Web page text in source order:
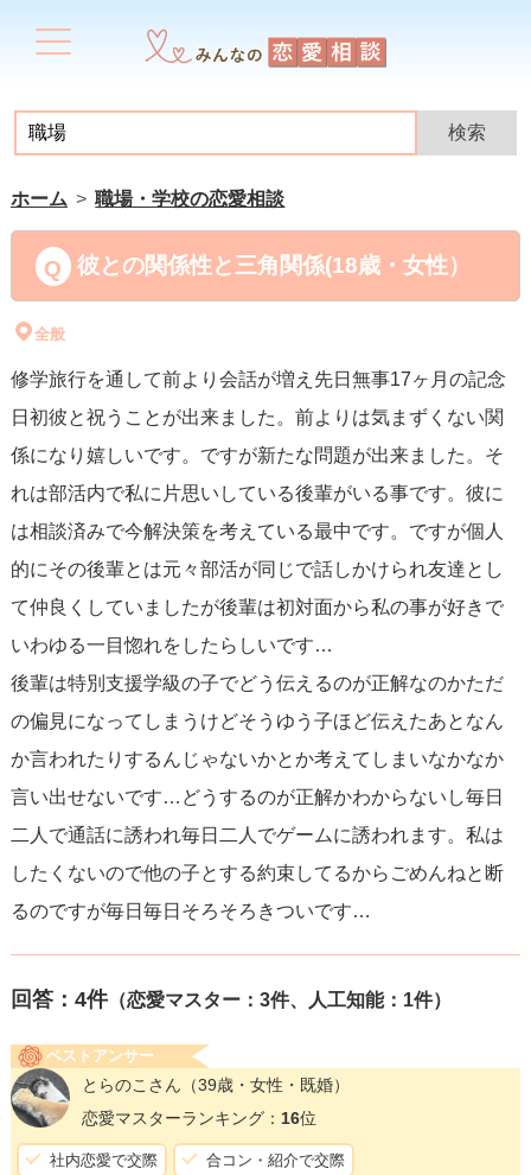
ホーム 職場・学校の恋愛相談
彼との関係性と三角関係(18歳・女性）
全般
修学旅行を通して前より会話が増え先日無事17ヶ月の記念
日初彼と祝うことが出来ました。前よりは気まずくない関
係になり嬉しいです。ですが新たな問題が出来ました。そ
れは部活内で私に片思いしている後輩がいる事です。彼に
は相談済みで今解決策を考えている最中です。ですが個人
的にその後輩とは元々部活が同じで話しかけられ友達とし
て仲良くしていましたが後輩は初対面から私の事が好きで
いわゆる一目惚れをしたらしいです…
後輩は特別支援学級の子でどう伝えるのが正解なのかただ
の偏見になってしまうけどそうゆう子ほど伝えたあとなん
か言われたりするんじゃないかとか考えてしまいなかなか
言い出せないです…どうするのが正解かわからないし毎日
二人で通話に誘われ毎日二人でゲームに誘われます。私は
したくないので他の子とする約束してるからごめんねと断
るのですが毎日毎日そろそろきついです…
回答： 4件（恋愛マスター：3件、人工知能：1件）
ベストアンサー
とらのこさん （39歳・女性・既婚）
恋愛マスターランキング： 16位
社内恋愛で交際 合コン・紹介で交際